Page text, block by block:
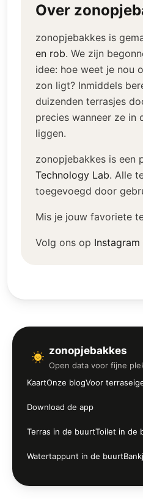
Over
zonopjebakkes is
en rob. We zijn
idee: hoe weet je nou
zon ligt? Inmiddels
duizenden terrasjes
precies wanneer ze in
liggen.
zonopjebakkes is een
Technology Lab. Alle
toegevoegd door
Mis je jouw favoriete
Volg ons op Instagram
zonopjebakkes
Open data voor fijne
KaartOnze blogVoor
Download de app
Terras in de buurtToilet in de
Watertappunt in de buurt